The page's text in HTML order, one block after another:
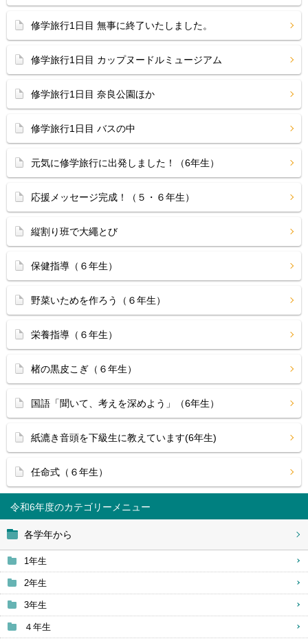
令和6年度
各学年から
1年生
2年生
3年生
４年生
修学旅行1日目 無事に終了いたしました。
修学旅行1日目 カップヌードルミュージアム
修学旅行1日目 奈良公園ほか
修学旅行1日目 バスの中
元気に修学旅行に出発しました！（6年生）
応援メッセージ完成！（５・６年生）
縦割り班で大繩とび
保健指導（６年生）
野菜いためを作ろう（６年生）
栄養指導（６年生）
楮の黒皮こぎ（６年生）
国語「聞いて、考えを深めよう」（6年生）
紙漉き音頭を下級生に教えています(6年生)
任命式（６年生）